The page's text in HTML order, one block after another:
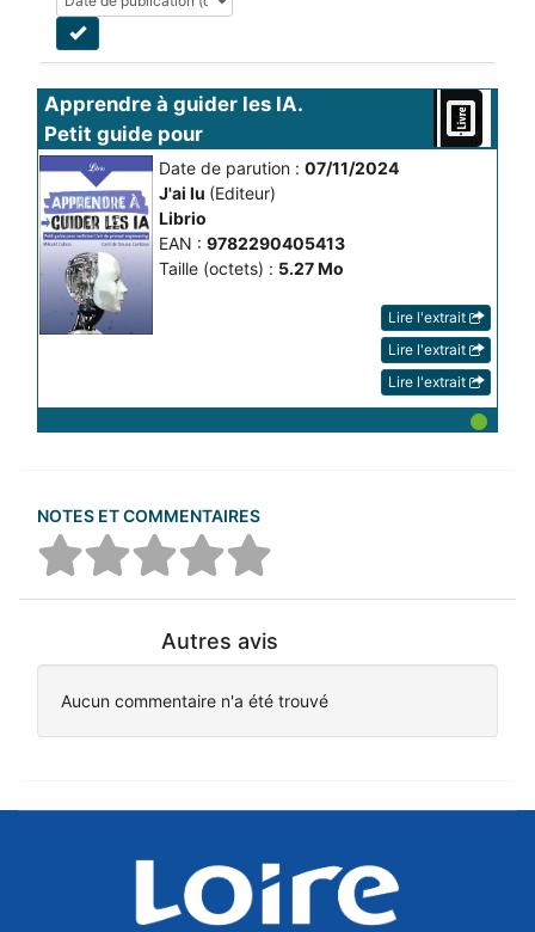
Apprendre à guider les IA.
Petit guide pour
maîtriser... Date de parution : 07/11/2024
J'ai lu (Editeur)
Librio
EAN : 9782290405413
Taille (octets) : 5.27 Mo
Lire l'extrait
Lire l'extrait
Lire l'extrait
NOTES ET COMMENTAIRES
Autres avis
Aucun commentaire n'a été trouvé